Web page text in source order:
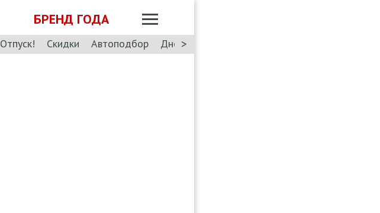
БРЕНД ГОДА
Отпуск! Скидки Автоподбор Дневник: Лада Искра
>